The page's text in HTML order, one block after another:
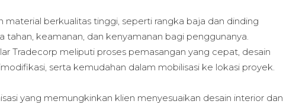
material berkualitas tinggi, seperti rangka baja dan dinding
tahan, keamanan, dan kenyamanan bagi penggunanya.
Tradecorp meliputi proses pemasangan yang cepat, desain
serta kemudahan dalam mobilisasi ke lokasi proyek.
yang memungkinkan klien menyesuaikan desain interior dan